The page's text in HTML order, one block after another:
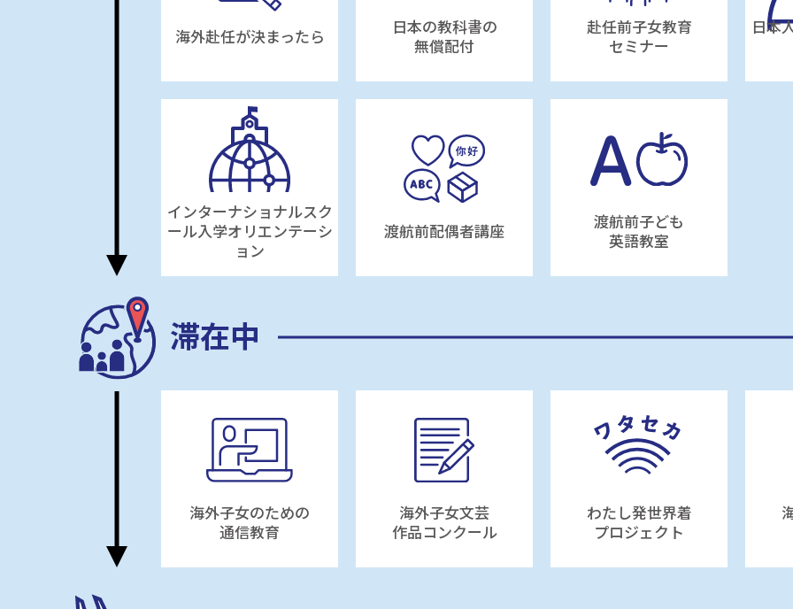
海外赴任が決まったら
日本の教科書の
無償配付
赴任前子女教育
セミナー
日本
インターナショナルスク
ール入学オリエンテーシ
ョン
渡航前配偶者講座
渡航前子ども
英語教室
滞在中
海外子女のための
通信教育
海外子女文芸
作品コンクール
わたし発世界着
プロジェクト